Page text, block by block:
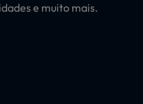
e muito mais.